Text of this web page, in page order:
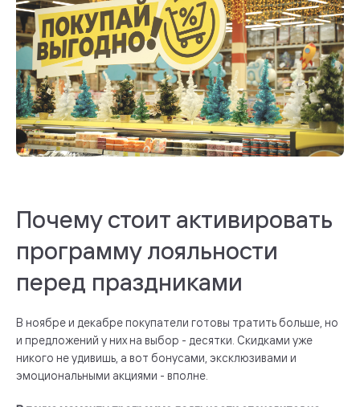
Почему стоит активировать
программу лояльности
перед праздниками
В ноябре и декабре покупатели готовы тратить больше, но
и предложений у них на выбор - десятки. Скидками уже
никого не удивишь, а вот бонусами, эксклюзивами и
эмоциональными акциями - вполне.